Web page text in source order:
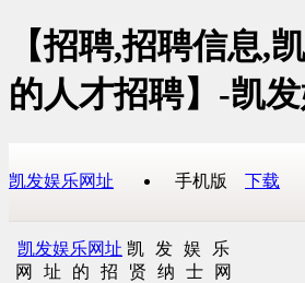
【招聘,招聘信息,
的人才招聘】-凯
凯发娱乐网址 手机版 下载
凯发娱乐网址 凯发娱乐
网址的招贤纳士网